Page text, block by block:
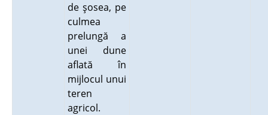
de şosea, pe
culmea
prelungă a
unei dune
aflată în
mijlocul unui
teren
agricol.